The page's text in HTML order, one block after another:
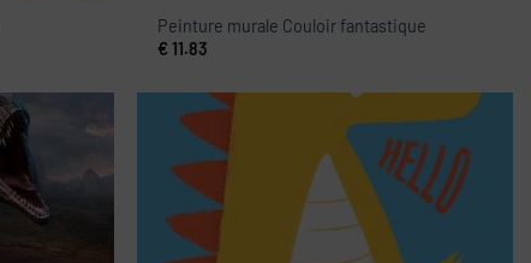
Peinture murale Couloir fantastique
€ 11.83